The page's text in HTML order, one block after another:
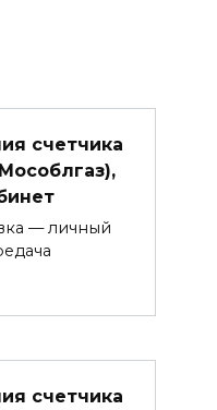
счетчика
— личный
счетчика